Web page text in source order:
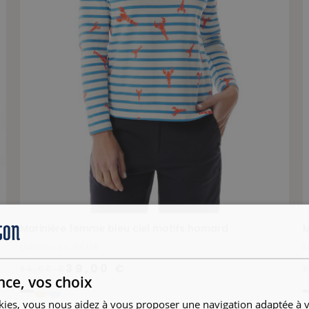
vos choix
vous nous aidez à vous proposer une navigation adaptée à